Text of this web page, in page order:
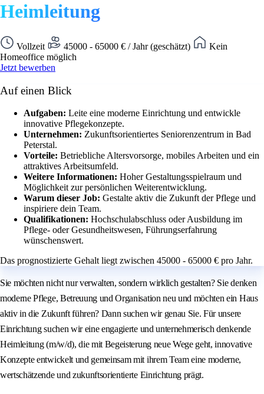
Heimleitung
Vollzeit 45000 - 65000 € / Jahr (geschätzt)
Kein
Homeoffice möglich
Jetzt bewerben
Auf einen Blick
Aufgaben: Leite eine moderne Einrichtung und entwickle
innovative Pflegekonzepte.
Unternehmen: Zukunftsorientiertes Seniorenzentrum in Bad
Peterstal.
Vorteile: Betriebliche Altersvorsorge, mobiles Arbeiten und ein
attraktives Arbeitsumfeld.
Weitere Informationen: Hoher Gestaltungsspielraum und
Möglichkeit zur persönlichen Weiterentwicklung.
Warum dieser Job: Gestalte aktiv die Zukunft der Pflege und
inspiriere dein Team.
Qualifikationen: Hochschulabschluss oder Ausbildung im
Pflege- oder Gesundheitswesen, Führungserfahrung
wünschenswert.
Das prognostizierte Gehalt liegt zwischen 45000 - 65000 € pro Jahr.
Sie möchten nicht nur verwalten, sondern wirklich gestalten? Sie denken
moderne Pflege, Betreuung und Organisation neu und möchten ein Haus
aktiv in die Zukunft führen? Dann suchen wir genau Sie. Für unsere
Einrichtung suchen wir eine engagierte und unternehmerisch denkende
Heimleitung (m/w/d), die mit Begeisterung neue Wege geht, innovative
Konzepte entwickelt und gemeinsam mit ihrem Team eine moderne,
wertschätzende und zukunftsorientierte Einrichtung prägt.